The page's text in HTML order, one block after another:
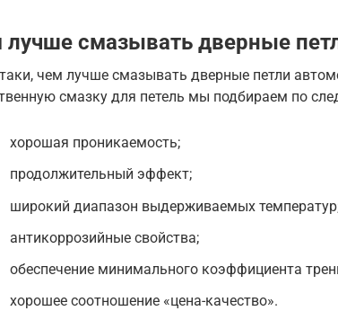
смазывать дверные
чем лучше смазывать дверные петли
смазку для петель мы подбираем по
хорошая проникаемость;
продолжительный эффект;
широкий диапазон выдерживаемых
антикоррозийные свойства;
обеспечение минимального коэффициента
хорошее соотношение «цена-качество».